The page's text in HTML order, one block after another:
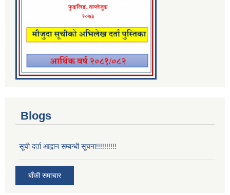
Blogs
सूची दर्ता आह्वान सम्बन्धी सूचना!!!!!!!!!!
बाँकी समाचार